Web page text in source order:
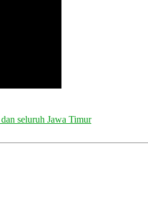
seluruh Jawa Timur